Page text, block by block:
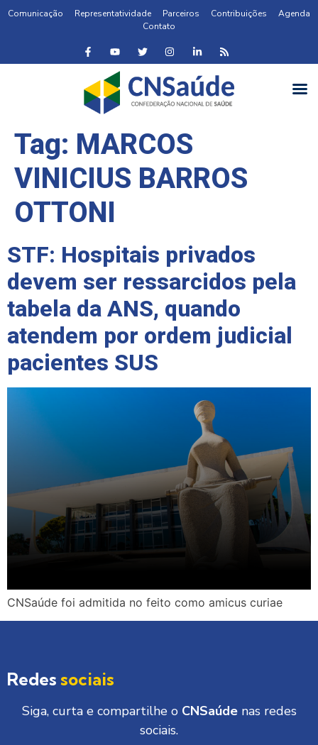
Comunicação Representatividade Parceiros Contribuições
Agenda
Contato
Tag: MARCOS
VINICIUS BARROS
OTTONI
STF: Hospitais privados
devem ser ressarcidos pela
tabela da ANS, quando
atendem por ordem judicial
pacientes SUS
CNSaúde foi admitida no feito como amicus curiae
Redes sociais
Siga, curta e compartilhe o CNSaúdenas redes
sociais.